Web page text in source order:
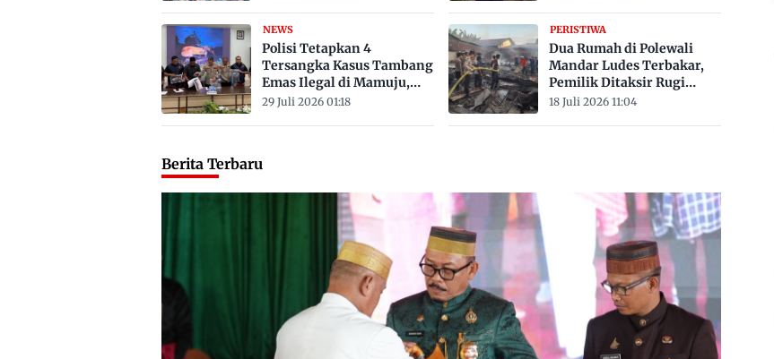
NEWS
Polisi Tetapkan 4
Tersangka Kasus Tambang
Emas Ilegal di Mamuju,
Satu ASN
29 Juli 2026 01:18
PERISTIWA
Dua Rumah di Polewali
Mandar Ludes Terbakar,
Pemilik Ditaksir Rugi
Rp200 Juta
18 Juli 2026 11:04
Berita Terbaru